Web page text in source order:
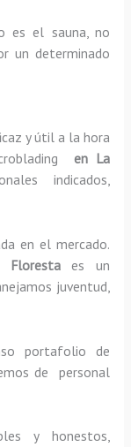
es el sauna, no
un determinado
y útil a la hora
en La
indicados,
en el mercado.
es un
juventud,
portafolio de
de personal
y honestos,